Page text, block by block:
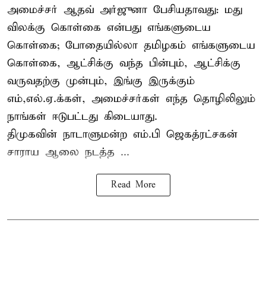
அமைச்சர் ஆதவ் அர்ஜுனா பேசியதாவது: மது
விலக்கு கொள்கை என்பது எங்களுடைய
கொள்கை; போதையில்லா தமிழகம் எங்களுடைய
கொள்கை, ஆட்சிக்கு வந்த பின்பும், ஆட்சிக்கு
வருவதற்கு முன்பும், இங்கு இருக்கும்
எம்,எல்.ஏ.க்கள், அமைச்சர்கள் எந்த தொழிலிலும்
நாங்கள் ஈடுபட்டது கிடையாது.
திமுகவின் நாடாளுமன்ற எம்.பி ஜெகத்ரட்சகன்
சாராய ஆலை நடத்த ...
Read More